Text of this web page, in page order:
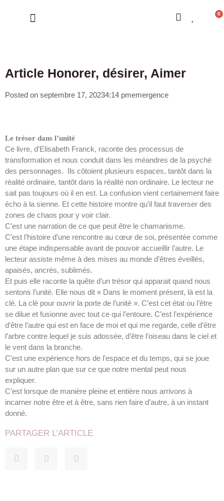
0
Article Honorer, désirer, Aimer
Posted on septembre 17, 20234:14 pmemergence
Le trésor dans l’unité
Ce livre, d’Elisabeth Franck, raconte des processus de
transformation et nous conduit dans les méandres de la psyché
des personnages. Ils côtoient plusieurs espaces, tantôt dans la
réalité ordinaire, tantôt dans la réalité non ordinaire. Le lecteur ne
sait pas toujours où il en est. La confusion vient certainement faire
écho à la sienne. Et cette histoire montre qu’il faut traverser des
zones de chaos pour y voir clair.
C’est une narration de ce que peut être le chamanisme.
C’est l’histoire d’une rencontre au cœur de soi, présentée comme
une étape indispensable avant de pouvoir accueillir l’autre. Le
lecteur assiste même à des mises au monde d’êtres éveillés,
apaisés, ancrés, sublimés.
Et puis elle raconte la quête d’un trésor qui apparait quand nous
sentons l’unité. Elle nous dit « Dans le moment présent, là est la
clé. La clé pour ouvrir la porte de l’unité ». C’est cet état ou l’être
se dilue et fusionne avec tout ce qui l’entoure. C’est l’expérience
d’être l’autre qui est en face de moi et qui me regarde, celle d’être
l’arbre contre lequel je suis adossée, d’être l’oiseau dans le ciel et
le vent dans la branche.
C’est une expérience hors de l’espace et du temps, qui se joue
sur un autre plan que sur ce que notre mental peut nous
expliquer.
C’est lorsque de manière pleine et entière nous arrivons à
incarner notre être et à être, sans rien faire d’autre, à un instant
donné.
PARTAGER L’ARTICLE